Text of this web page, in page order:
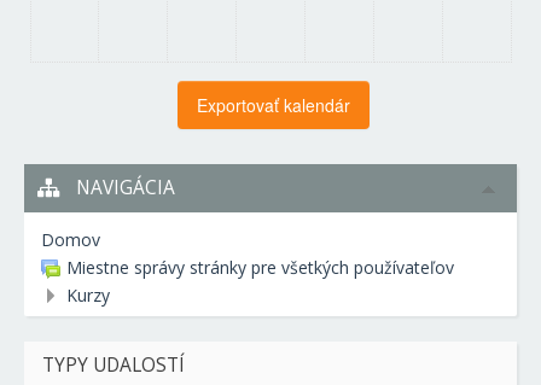
NAVIGÁCIA
Domov
Miestne správy stránky pre všetkých používateľov
Kurzy
TYPY UDALOSTÍ